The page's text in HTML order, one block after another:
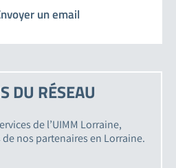
un email
DU RÉSEAU
de l’UIMM Lorraine,
nos partenaires en Lorraine.